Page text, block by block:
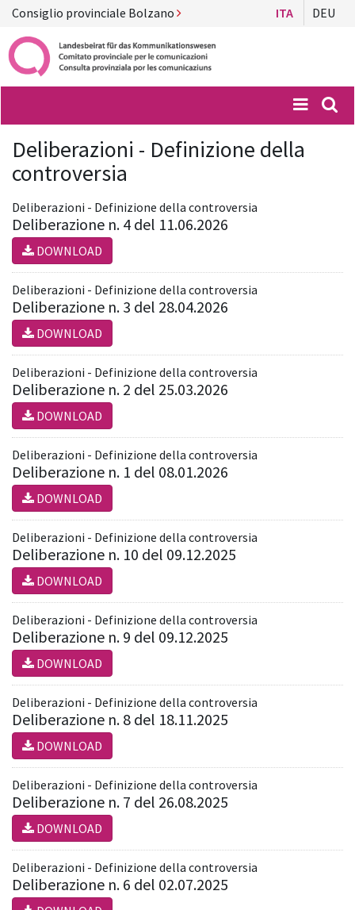
Consiglio provinciale Bolzano ITA DEU
Menü
Deliberazioni - Definizione della
controversia
Deliberazioni - Definizione della controversia
Deliberazione n. 4 del 11.06.2026
DOWNLOAD
Deliberazioni - Definizione della controversia
Deliberazione n. 3 del 28.04.2026
DOWNLOAD
Deliberazioni - Definizione della controversia
Deliberazione n. 2 del 25.03.2026
DOWNLOAD
Deliberazioni - Definizione della controversia
Deliberazione n. 1 del 08.01.2026
DOWNLOAD
Deliberazioni - Definizione della controversia
Deliberazione n. 10 del 09.12.2025
DOWNLOAD
Deliberazioni - Definizione della controversia
Deliberazione n. 9 del 09.12.2025
DOWNLOAD
Deliberazioni - Definizione della controversia
Deliberazione n. 8 del 18.11.2025
DOWNLOAD
Deliberazioni - Definizione della controversia
Deliberazione n. 7 del 26.08.2025
DOWNLOAD
Deliberazioni - Definizione della controversia
Deliberazione n. 6 del 02.07.2025